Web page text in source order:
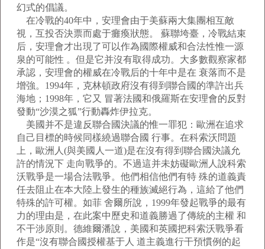
幻式的倡議。
在冷戰的40年中，安理會由于美蘇兩大集團相互敵
視，互投否決票而處于癱瘓狀態。 蘇聯垮臺，冷戰結束
后，安理會才出現了可以作為國際權威和合法性惟一源
泉的可能性 。但是它并沒有取得成功。大多數觀察家都
承認，安理會的權威在冷戰后的十年中是在 衰落而不是
增強。1994年，克林頓政府沒有得到聯合國的準許出兵
海地；1998年，它又 冒著法國和俄羅斯在安理會的反對
發動“沙漠之狐”行動轟炸伊拉克。
美國并不是違反聯合國決議的惟一罪犯：歐洲在追求
自己目標的時候同樣繞過聯合國 行事。在科索沃問題
上，歐洲人(與美國人一道)是在沒有得到聯合國決議允
許的情況下 走向戰爭的。不過這并未妨礙歐洲人說科索
沃戰爭是一場合法戰爭。他們相信他們有特 殊的道義責
任去阻止在本大陸上發生的種族滅絕行為，這給了他們
特殊的許可權。如菲 舍爾所說，1999年發起戰爭的最有
力的理由是，在此案中歷史和道義勝過了傳統的主權 和
不干涉原則。德維爾潘說，美國和英國把科索沃戰爭看
作是“沒有聯合國授權基于人 道主義進行干預慣例的起